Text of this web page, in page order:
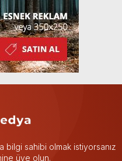
bilgi sahibi olmak istiyorsanız
üye olun.